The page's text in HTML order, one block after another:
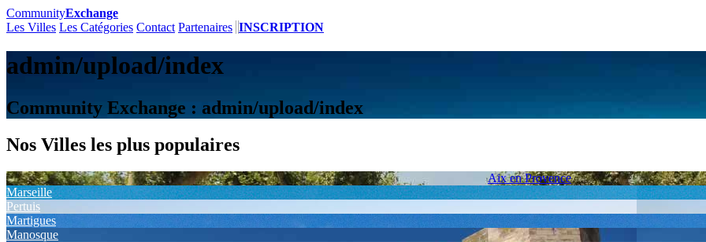
CommunityExchange
Les Villes Les Catégories Contact Partenaires INSCRIPTION
admin/upload/index
Community Exchange : admin/upload/index
Nos Villes les plus populaires
Aix en Provence
Marseille
Pertuis
Martigues
Manosque